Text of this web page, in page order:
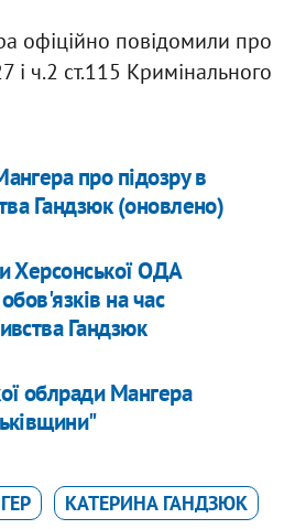
офіційно повідомили про
і ч.2 ст.115 Кримінального
про підозру в
Гандзюк (оновлено)
Херсонської ОДА
на час
Гандзюк
облради Мангера
КАТЕРИНА ГАНДЗЮК